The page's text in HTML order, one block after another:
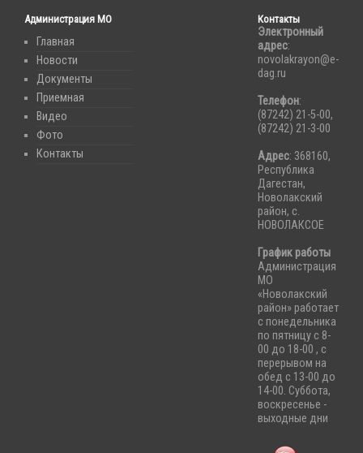
Администрация МО
Главная
Новости
Документы
Приемная
Видео
Фото
Контакты
Контакты
Электронный
адрес:
novolakrayon@e-
dag.ru
Телефон:
(87242) 21-5-00,
(87242) 21-3-00
Адрес: 368160,
Республика
Дагестан,
Новолакский
район, с.
НОВОЛАКСОЕ
График работы
Администрация
МО
«Новолакский
район» работает
с понедельника
по пятницу с 8-
00 до 18-00 , с
перерывом на
обед с 13-00 до
14-00. Суббота,
воскресенье -
выходные дни